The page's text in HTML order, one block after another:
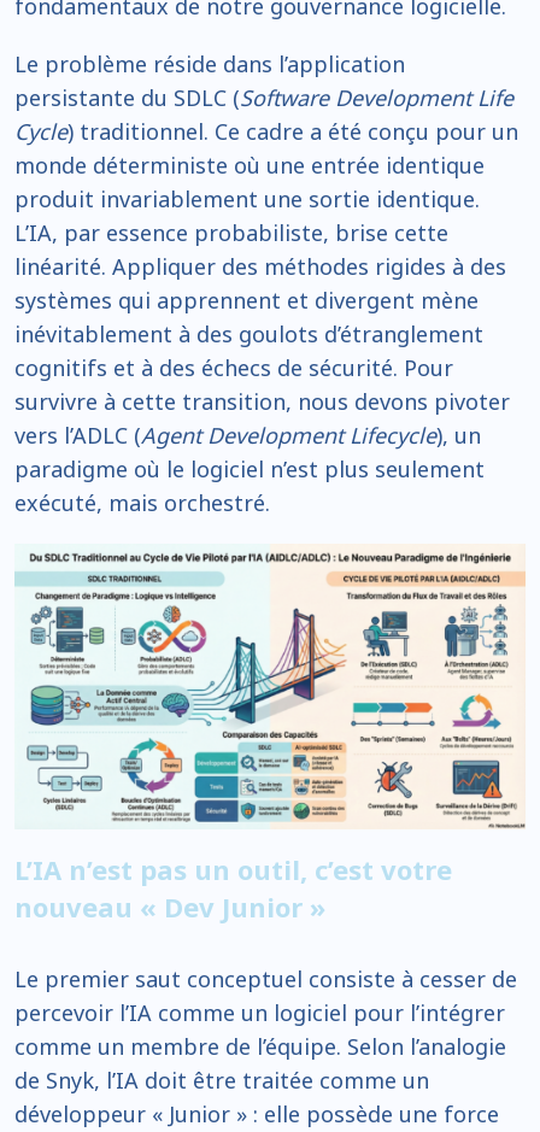
fondamentaux de notre gouvernance logicielle.
Le problème réside dans l’application
persistante du SDLC (Software Development Life
Cycle) traditionnel. Ce cadre a été conçu pour un
monde déterministe où une entrée identique
produit invariablement une sortie identique.
L’IA, par essence probabiliste, brise cette
linéarité. Appliquer des méthodes rigides à des
systèmes qui apprennent et divergent mène
inévitablement à des goulots d’étranglement
cognitifs et à des échecs de sécurité. Pour
survivre à cette transition, nous devons pivoter
vers l’ADLC (Agent Development Lifecycle), un
paradigme où le logiciel n’est plus seulement
exécuté, mais orchestré.
L’IA n’est pas un outil, c’est votre
nouveau « Dev Junior »
Le premier saut conceptuel consiste à cesser de
percevoir l’IA comme un logiciel pour l’intégrer
comme un membre de l’équipe. Selon l’analogie
de Snyk, l’IA doit être traitée comme un
développeur « Junior » : elle possède une force